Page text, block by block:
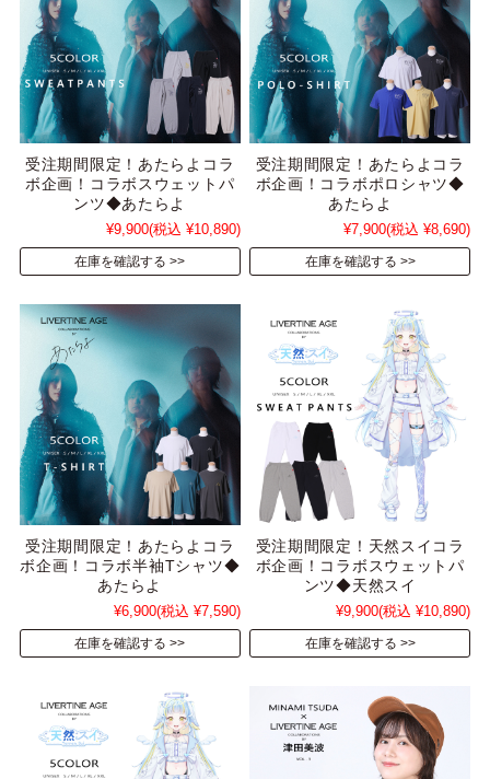
受注期間限定！あたらよコラ
ボ企画！コラボスウェットパ
ンツ◆あたらよ
¥9,900(税込 ¥10,890)
在庫を確認する
受注期間限定！あたらよコラ
ボ企画！コラボポロシャツ◆
あたらよ
¥7,900(税込 ¥8,690)
在庫を確認する
受注期間限定！あたらよコラ
ボ企画！コラボ半袖Tシャツ◆
あたらよ
¥6,900(税込 ¥7,590)
在庫を確認する
受注期間限定！天然スイコラ
ボ企画！コラボスウェットパ
ンツ◆天然スイ
¥9,900(税込 ¥10,890)
在庫を確認する